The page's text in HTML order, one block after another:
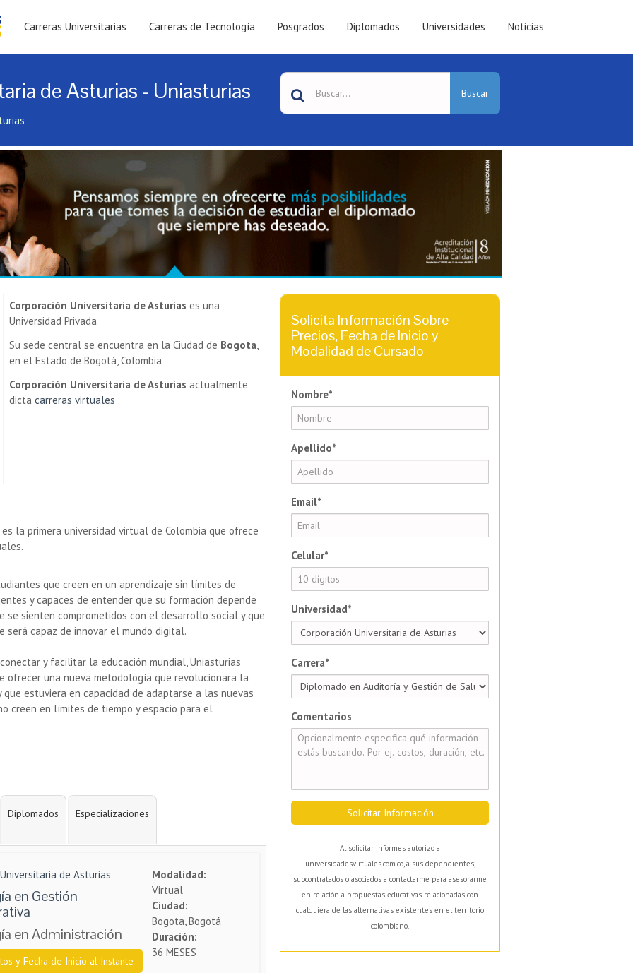
Carreras Universitarias Carreras de Tecnología Posgrados Diplomados Universidades Noticias
de Asturias - Uniasturias Buscar
Corporación Universitaria de Asturias es una
Universidad Privada
Su sede central se encuentra en la Ciudad de Bogota,
en el Estado de Bogotá, Colombia
Corporación Universitaria de Asturias actualmente
dicta carreras virtuales
la primera universidad virtual de Colombia que ofrece
que creen en un aprendizaje sin límites de
y capaces de entender que su formación depende
sienten comprometidos con el desarrollo social y que
será capaz de innovar el mundo digital.
y facilitar la educación mundial, Uniasturias
ofrecer una nueva metodología que revolucionara la
estuviera en capacidad de adaptarse a las nuevas
creen en límites de tiempo y espacio para el
Diplomados Especializaciones
de Asturias
en Gestión
en Administración
y Fecha de Inicio al Instante
Modalidad:
Virtual
Ciudad:
Bogota, Bogotá
Duración:
36 MESES
Solicita Información Sobre
Precios, Fecha de Inicio y
Modalidad de Cursado
Nombre*
Apellido*
Email*
Celular*
Universidad*
Carrera*
Comentarios
Solicitar Información
Al solicitar informes autorizo a
universidadesvirtuales.com.co, a sus dependientes,
subcontratados o asociados a contactarme para asesorarme
en relación a propuestas educativas relacionadas con
cualquiera de las alternativas existentes en el territorio
colombiano.